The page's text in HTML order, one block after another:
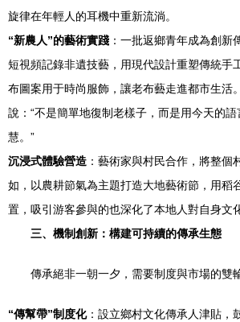
旋律在年輕人的耳機中重新流淌。
“新農人”的藝術實踐 ：一批返鄉青年成為創新
短視頻記錄非遺技藝，用現代設計重塑傳統手
布圖案用于時尚服飾，讓老布藝走進都市生活
說：“不是簡單地復制老樣子，而是用今天的
慧。”
沉浸式體驗營造 ：藝術家與村民合作，將整個
如，以農耕節氣為主題打造大地藝術節，用稻
置，吸引游客參與的也深化了本地人對自身文
三、機制創新：構建可持續的傳承生態
傳承絕非一朝一夕，需要制度與市場的雙
“傳幫帶”制度化：設立鄉村文化傳承人津貼，